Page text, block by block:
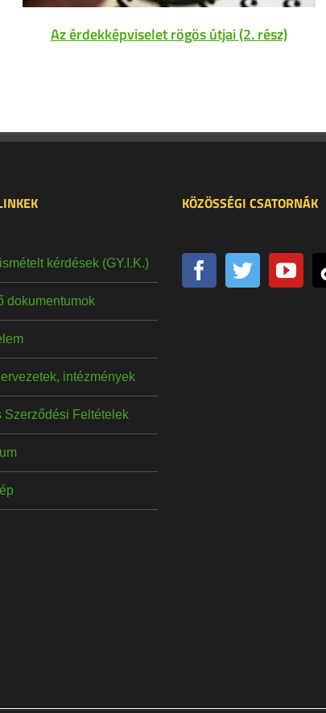
Az érdekképviselet rögös útjai (2. rész)
kérdések (GY.I.K.)
dokumentumok
intézmények
Szerződési Feltételek
KÖZÖSSÉGI CSATORNÁK